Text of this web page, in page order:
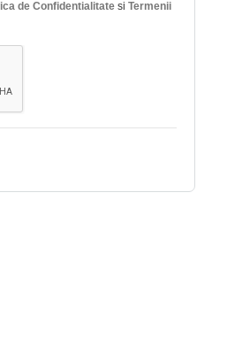
de Confidentialitate siTermenii